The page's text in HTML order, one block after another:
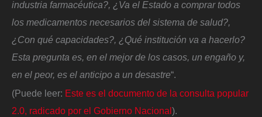
industria farmacéutica?, ¿Va el Estado a comprar todos
los medicamentos necesarios del sistema de salud?,
¿Con qué capacidades?, ¿Qué institución va a hacerlo?
Esta pregunta es, en el mejor de los casos, un engaño y,
en el peor, es el anticipo a un desastre“.
(Puede leer: Este es el documento de la consulta popular
2.0, radicado por el Gobierno Nacional).